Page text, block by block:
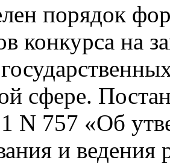
порядок
конкурса на
сфере.
N 757 «Об
и ведения